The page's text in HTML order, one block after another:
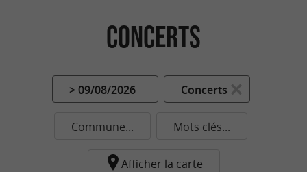
Concerts
> 09/08/2026 Concerts
Commune... Mots clés...
Afficher la carte